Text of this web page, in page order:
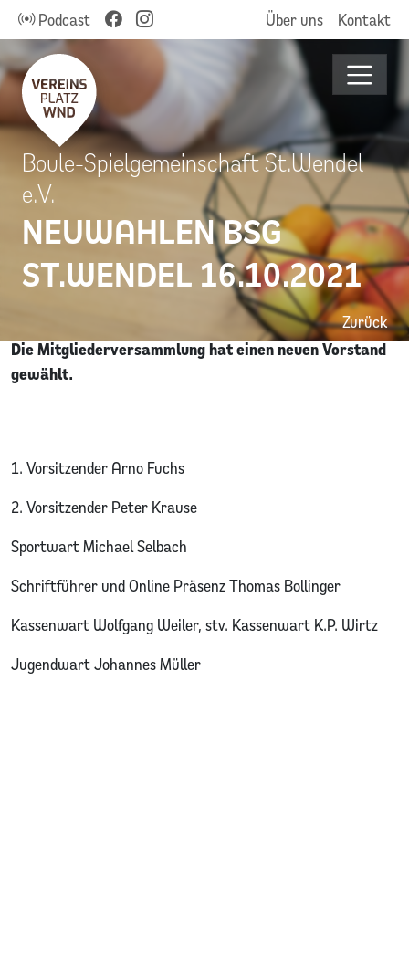
Podcast Über uns Kontakt
NEUWAHLEN BSG
ST.WENDEL 16.10.2021
Boule-Spielgemeinschaft St.Wendel
e.V.
Zurück
Die Mitgliederversammlung hat einen neuen Vorstand
gewählt.
1. Vorsitzender Arno Fuchs
2. Vorsitzender Peter Krause
Sportwart Michael Selbach
Schriftführer und Online Präsenz Thomas Bollinger
Kassenwart Wolfgang Weiler, stv. Kassenwart K.P. Wirtz
Jugendwart Johannes Müller